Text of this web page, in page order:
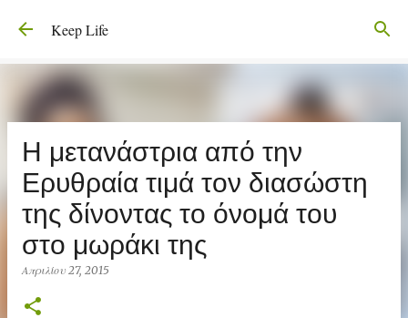
Μετάβαση στο κύριο περιεχόμενο
Keep Life
Η μετανάστρια από την
Ερυθραία τιμά τον διασώστη
της δίνοντας το όνομά του
στο μωράκι της
Απριλίου 27, 2015